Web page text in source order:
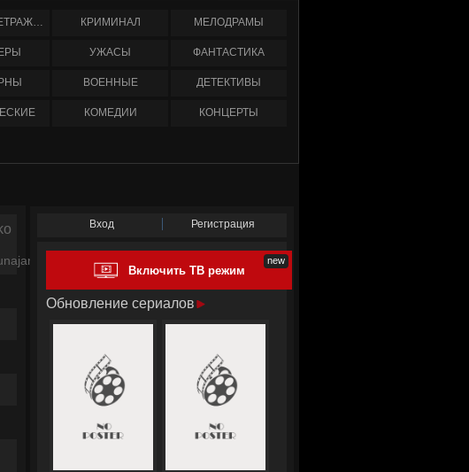
КОРОТКОМЕТРАЖНЫЕ КРИМИНАЛ МЕЛОДРАМЫ
УЖАСЫ ФАНТАСТИКА
ВОЕННЫЕ ДЕТЕКТИВЫ
КОМЕДИИ КОНЦЕРТЫ
Вход Регистрация
Включить ТВ режим
Обновление сериалов